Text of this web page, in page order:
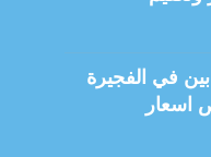
في الفجيرة